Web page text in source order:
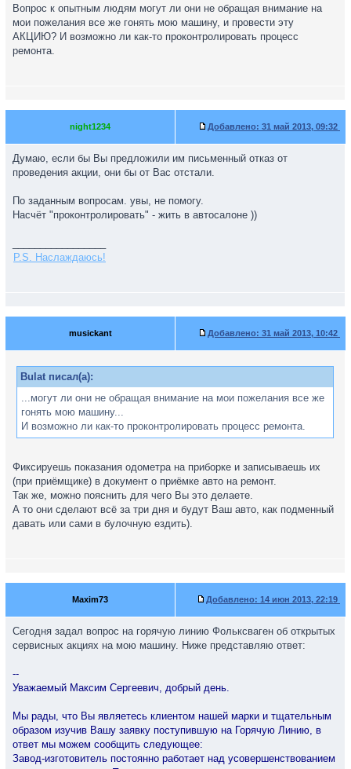
Вопрос к опытным людям могут ли они не обращая внимание на
мои пожелания все же гонять мою машину, и провести эту
АКЦИЮ? И возможно ли как-то проконтролировать процесс
ремонта.
night1234 Добавлено: 31 май 2013, 09:32
Думаю, если бы Вы предложили им письменный отказ от
проведения акции, они бы от Вас отстали.
По заданным вопросам. увы, не помогу.
Насчёт "проконтролировать" - жить в автосалоне ))
P.S. Наслаждаюсь!
musickant Добавлено: 31 май 2013, 10:42
Bulat писал(а):
...могут ли они не обращая внимание на мои пожелания все же
гонять мою машину...
И возможно ли как-то проконтролировать процесс ремонта.
Фиксируешь показания одометра на приборке и записываешь их
(при приёмщике) в документ о приёмке авто на ремонт.
Так же, можно пояснить для чего Вы это делаете.
А то они сделают всё за три дня и будут Ваш авто, как подменный
давать или сами в булочную ездить).
Maxim73 Добавлено: 14 июн 2013, 22:19
Сегодня задал вопрос на горячую линию Фольксваген об открытых
сервисных акциях на мою машину. Ниже представляю ответ:
--
Уважаемый Максим Сергеевич, добрый день.
Мы рады, что Вы являетесь клиентом нашей марки и тщательным
образом изучив Вашу заявку поступившую на Горячую Линию, в
ответ мы можем сообщить следующее:
Завод-изготовитель постоянно работает над усовершенствованием